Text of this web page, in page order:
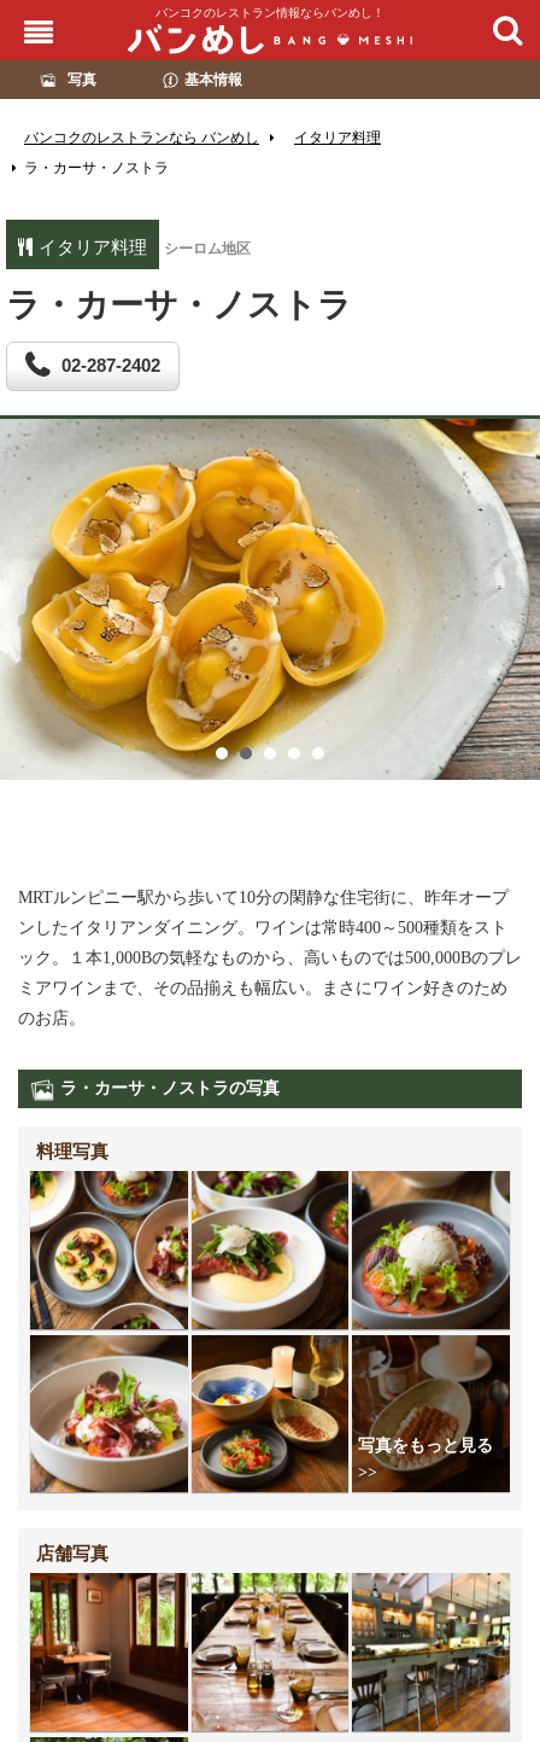
バンコクのレストラン情報ならバンめし！
写真 基本情報
バンコクのレストランなら バンめし
イタリア料理
ラ・カーサ・ノストラ
イタリア料理 シーロム地区
ラ・カーサ・ノストラ
02-287-2402
MRTルンピニー駅から歩いて10分の閑静な住宅街に、昨年オープ
ンしたイタリアンダイニング。ワインは常時400～500種類をスト
ック。１本1,000Bの気軽なものから、高いものでは500,000Bのプレ
ミアワインまで、その品揃えも幅広い。まさにワイン好きのため
のお店。
ラ・カーサ・ノストラの写真
料理写真
店舗写真